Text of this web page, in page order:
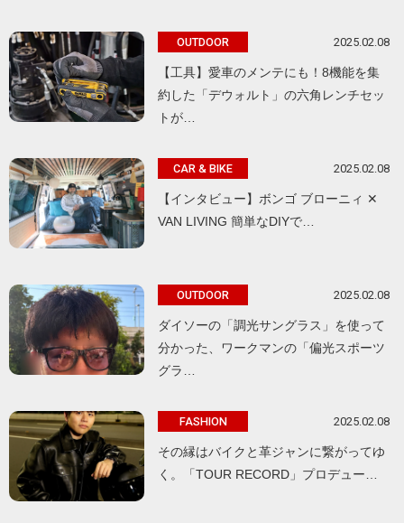
OUTDOOR 2025.02.08
【工具】愛車のメンテにも！8機能を集
約した「デウォルト」の六角レンチセッ
トが…
CAR & BIKE 2025.02.08
【インタビュー】ボンゴ ブローニィ ✕
VAN LIVING 簡単なDIYで…
OUTDOOR 2025.02.08
ダイソーの「調光サングラス」を使って
分かった、ワークマンの「偏光スポーツ
グラ…
FASHION 2025.02.08
その縁はバイクと革ジャンに繋がってゆ
く。「TOUR RECORD」プロデュー…